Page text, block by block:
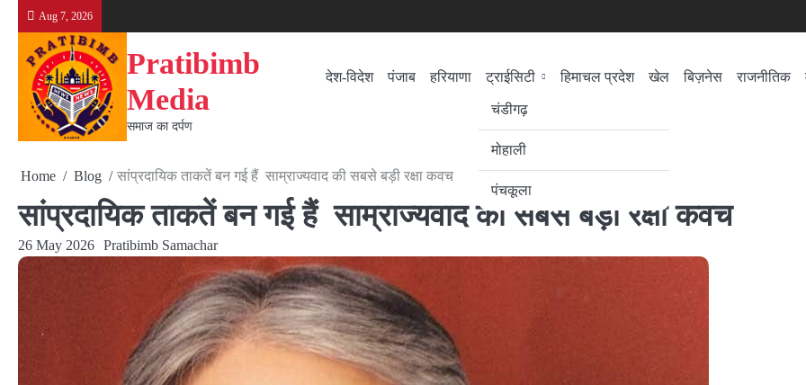
content
Aug 7, 2026
Pratibimb
Media
समाज का दर्पण
देश-विदेश पंजाब हरियाणा
ट्राईसिटी
चंडीगढ़
मोहाली
पंचकूला
हिमाचल प्रदेश खेल बिज़नेस राजनीतिक
Home Blog सांप्रदायिक ताकतें बन गई हैं साम्राज्यवाद की सबसे बड़ी रक्षा कवच­
सांप्रदायिक ताकतें बन गई हैं साम्राज्यवाद की सबसे बड़ी रक्षा कवच­
26 May 2026 Pratibimb Samachar